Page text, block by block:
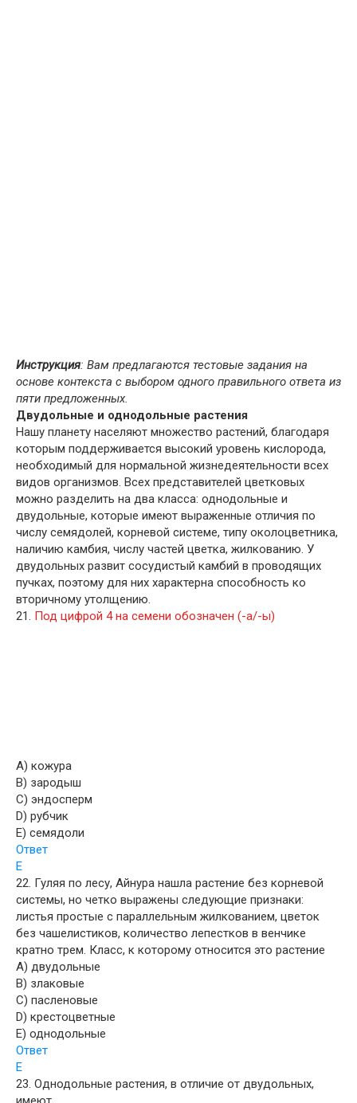
Инструкция: Вам предлагаются тестовые задания на
основе контекста с выбором одного правильного ответа из
пяти предложенных.
Двудольные и однодольные растения
Нашу планету населяют множество растений, благодаря
которым поддерживается высокий уровень кислорода,
необходимый для нормальной жизнедеятельности всех
видов организмов. Всех представителей цветковых
можно разделить на два класса: однодольные и
двудольные, которые имеют выраженные отличия по
числу семядолей, корневой системе, типу околоцветника,
наличию камбия, числу частей цветка, жилкованию. У
двудольных развит сосудистый камбий в проводящих
пучках, поэтому для них характерна способность ко
вторичному утолщению.
21. Под цифрой 4 на семени обозначен (-а/-ы)
A) кожура
B) зародыш
C) эндосперм
D) рубчик
E) семядоли
Ответ
E
22. Гуляя по лесу, Айнура нашла растение без корневой
системы, но четко выражены следующие признаки:
листья простые с параллельным жилкованием, цветок
без чашелистиков, количество лепестков в венчике
кратно трем. Класс, к которому относится это растение
A) двудольные
B) злаковые
C) пасленовые
D) крестоцветные
E) однодольные
Ответ
Е
23. Однодольные растения, в отличие от двудольных,